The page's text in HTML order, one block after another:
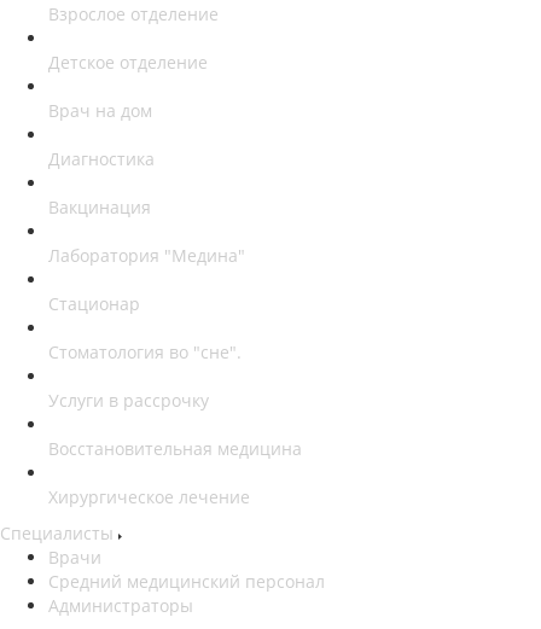
Взрослое отделение
Детское отделение
Врач на дом
Диагностика
Вакцинация
Лаборатория "Медина"
Стационар
Стоматология во "сне".
Услуги в рассрочку
Восстановительная медицина
Хирургическое лечение
Специалисты
Врачи
Средний медицинский персонал
Администраторы